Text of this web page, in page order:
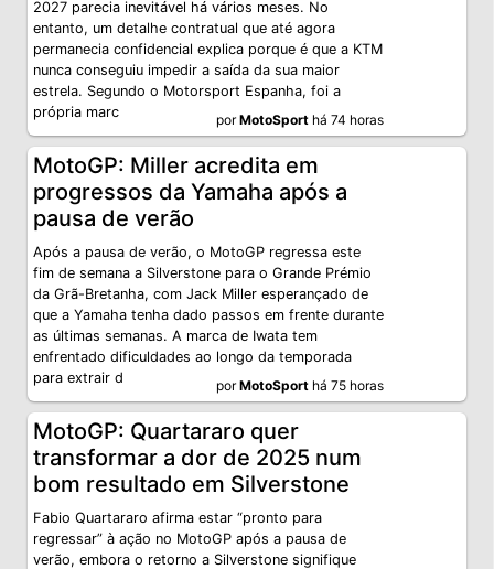
2027 parecia inevitável há vários meses. No
entanto, um detalhe contratual que até agora
permanecia confidencial explica porque é que a KTM
nunca conseguiu impedir a saída da sua maior
estrela. Segundo o Motorsport Espanha, foi a
própria marc
porMotoSport há 74 horas
MotoGP: Miller acredita em
progressos da Yamaha após a
pausa de verão
Após a pausa de verão, o MotoGP regressa este
fim de semana a Silverstone para o Grande Prémio
da Grã-Bretanha, com Jack Miller esperançado de
que a Yamaha tenha dado passos em frente durante
as últimas semanas. A marca de Iwata tem
enfrentado dificuldades ao longo da temporada
para extrair d
porMotoSport há 75 horas
MotoGP: Quartararo quer
transformar a dor de 2025 num
bom resultado em Silverstone
Fabio Quartararo afirma estar “pronto para
regressar” à ação no MotoGP após a pausa de
verão, embora o retorno a Silverstone signifique